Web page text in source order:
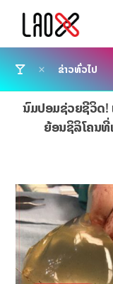
ຂ່າວທົ່ວໄປ
ນົມປອມຊ່ວຍຊີວິດ!
ຍ້ອນຊິລິໂຄນທີ່